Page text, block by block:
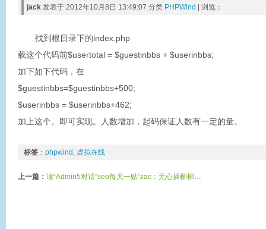
jack 发表于 2012年10月8日 13:49:07 分类 PHPWind | 浏览：
找到根目录下的index.php
载这个代码前$usertotal = $guestinbbs + $userinbbs;
加下如下代码，在
$guestinbbs=$guestinbbs+500;
$userinbbs = $userinbbs+462;
加上这个。即可实现。人数增加，起码保证人数有一定的量。
标签 ： phpwind , 虚拟在线
上一篇： 读“Admin5对话“seo每天一贴”zac：无心插柳柳成荫”